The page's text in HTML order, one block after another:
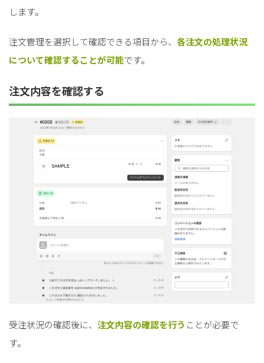
します。
注文管理を選択して確認できる項目から、 各注文の処理状況
について確認することが可能です。
注文内容を確認する
受注状況の確認後に、 注文内容の確認を行う ことが必要で
す。